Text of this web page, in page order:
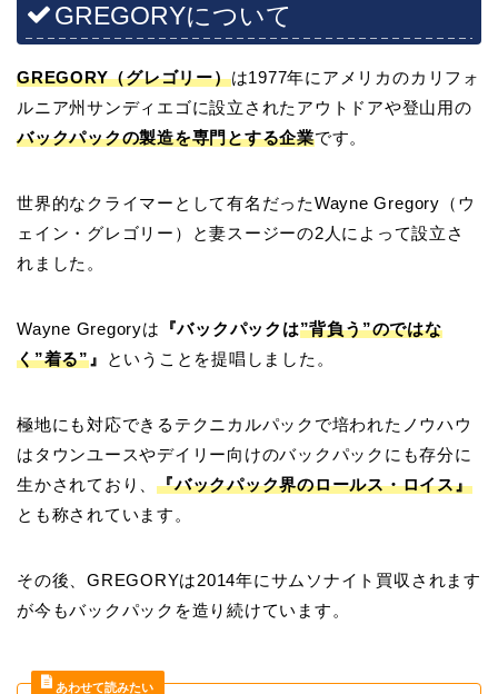
GREGORYについて
GREGORY（グレゴリー）は1977年にアメリカのカリフォ
ルニア州サンディエゴに設立されたアウトドアや登山用の
バックパックの製造を専門とする企業です。
世界的なクライマーとして有名だったWayne Gregory（ウ
ェイン・グレゴリー）と妻スージーの2人によって設立さ
れました。
Wayne Gregoryは 『バックパックは”背負う”のではな
く”着る”』 ということを提唱しました。
極地にも対応できるテクニカルパックで培われたノウハウ
はタウンユースやデイリー向けのバックパックにも存分に
生かされており、『バックパック界のロールス・ロイス』
とも称されています。
その後、GREGORYは2014年にサムソナイト買収されます
が今もバックパックを造り続けています。